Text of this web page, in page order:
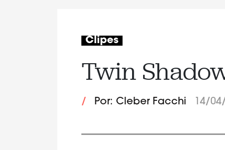
Clipes
Twin
/ Por: Cleber Facchi 14/